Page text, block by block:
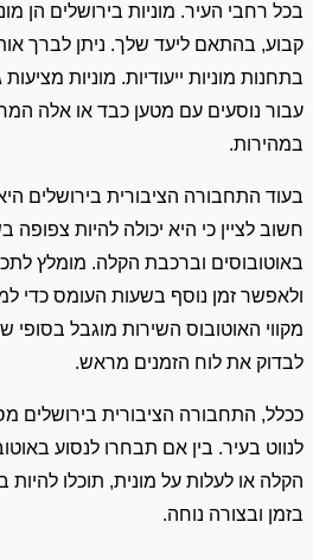
בכל רחבי העיר. מוניות בירושלים הן
קבוע, בהתאם ליעד שלך. ניתן לברך
בתחנות מוניות ייעודיות. מוניות
עבור נוסעים עם מטען כבד או אלה
במהירות.
בעוד התחבורה הציבורית בירושלים
חשוב לציין כי היא יכולה להיות
באוטובוסים וברכבת הקלה. מומלץ
ולאפשר זמן נוסף בשעות העומס כדי
מקווי האוטובוס השירות מוגבל בסופי
לבדוק את לוח הזמנים מראש.
ככלל, התחבורה הציבורית בירושלים
לנווט בעיר. בין אם תבחרו לנסוע
הקלה או לעלות על מונית, תוכלו להיות
בזמן ובצורה נוחה.